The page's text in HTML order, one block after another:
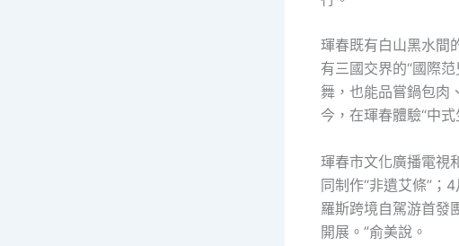
琿春既有白山黑水間
有三國交界的“國際
舞，也能品嘗鍋包肉
今，在琿春體驗“中
琿春市文化廣播電
同制作“非遺艾條”；
羅斯跨境自駕游首發
開展。”俞美說。